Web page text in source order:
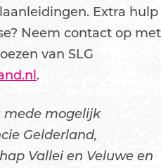
Extra hulp
Neem contact op met
van SLG
.
mede mogelijk
Gelderland,
Vallei en Veluwe en